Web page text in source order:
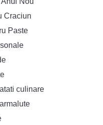
Craciun
Paste
culinare